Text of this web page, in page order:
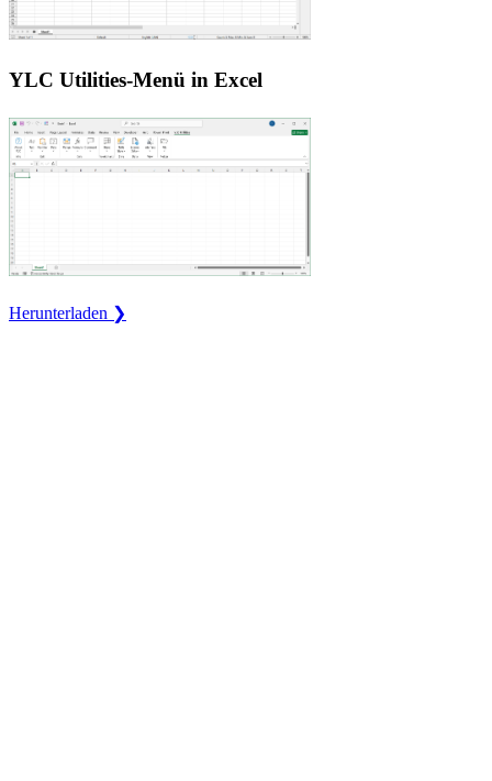
YLC Utilities-Menü in Excel
Herunterladen ❯